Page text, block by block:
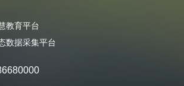
教育平台
数据采集平台